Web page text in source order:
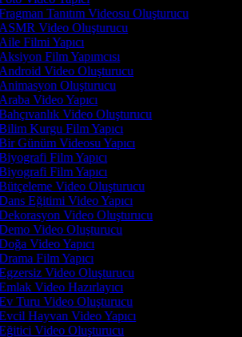
Tanıtım Videosu Oluşturucu
Video Oluşturucu
Filmi Yapıcı
Film Yapımcısı
Video Oluşturucu
Oluşturucu
Video Yapıcı
Video Oluşturucu
Kurgu Film Yapıcı
Günüm Videosu Yapıcı
Film Yapıcı
Film Yapıcı
Video Oluşturucu
Eğitimi Video Yapıcı
Video Oluşturucu
Video Oluşturucu
Video Yapıcı
Film Yapıcı
Video Oluşturucu
Video Hazırlayıcı
Turu Video Oluşturucu
Hayvan Video Yapıcı
Video Oluşturucu